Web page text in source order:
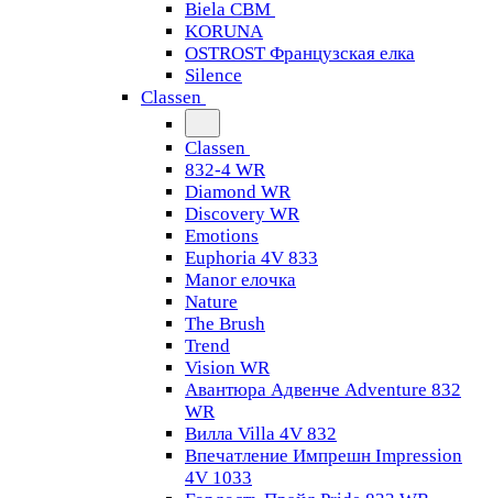
Biela CBM
KORUNA
OSTROST Французская елка
Silence
Classen
Classen
832-4 WR
Diamond WR
Discovery WR
Emotions
Euphoria 4V 833
Manor елочка
Nature
The Brush
Trend
Vision WR
Авантюра Адвенче Adventure 832
WR
Вилла Villa 4V 832
Впечатление Импрешн Impression
4V 1033